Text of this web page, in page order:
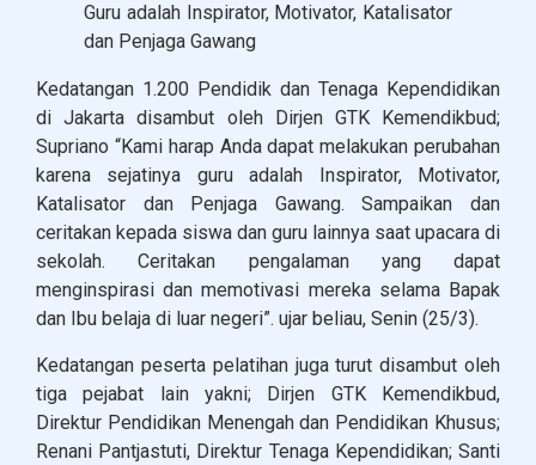
Guru adalah Inspirator, Motivator, Katalisator
dan Penjaga Gawang
Kedatangan 1.200 Pendidik dan Tenaga Kependidikan
di Jakarta disambut oleh Dirjen GTK Kemendikbud;
Supriano “Kami harap Anda dapat melakukan perubahan
karena sejatinya guru adalah Inspirator, Motivator,
Katalisator dan Penjaga Gawang. Sampaikan dan
ceritakan kepada siswa dan guru lainnya saat upacara di
sekolah. Ceritakan pengalaman yang dapat
menginspirasi dan memotivasi mereka selama Bapak
dan Ibu belaja di luar negeri”. ujar beliau, Senin (25/3).
Kedatangan peserta pelatihan juga turut disambut oleh
tiga pejabat lain yakni; Dirjen GTK Kemendikbud,
Direktur Pendidikan Menengah dan Pendidikan Khusus;
Renani Pantjastuti, Direktur Tenaga Kependidikan; Santi